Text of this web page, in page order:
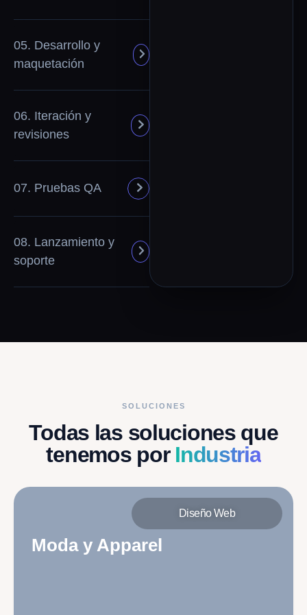
05. Desarrollo y
maquetación
06. Iteración y
revisiones
07. Pruebas QA
08. Lanzamiento y
soporte
SOLUCIONES
Todas las soluciones que
tenemos por Industria
Diseño Web
Moda y Apparel